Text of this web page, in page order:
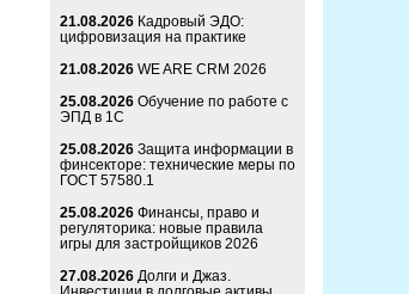
21.08.2026 Кадровый ЭДО:
цифровизация на практике
21.08.2026 WE ARE CRM 2026
25.08.2026 Обучение по работе с
ЭПД в 1С
25.08.2026 Защита информации в
финсекторе: технические меры по
ГОСТ 57580.1
25.08.2026 Финансы, право и
регуляторика: новые правила
игры для застройщиков 2026
27.08.2026 Долги и Джаз.